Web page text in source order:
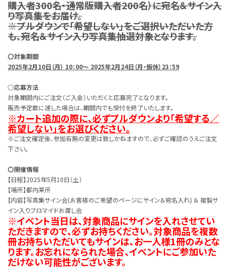
購入者300名・通常版購入者200名）に宛名＆サイン入
り写真集をお届け。
※プルダウンで「希望しない」をご選択いただいた方
も、宛名＆サイン入り写真集抽選対象となります。
〇対象期間
2025年2月10日（月） 10：00～ 2025年2月24日（月・振休）23：59
○応募方法
対象期間内にご注文（ご入金）いただくと応募完了となります。
販売予定数に達した場合は、期間内でも受付を終了いたします。
※カート追加の際に、必ずプルダウンより「希望する／
希望しない」をお選びください。
※ご注文確定後、参加有無の変更は致しかねますので、必ずご確認のうえご注文
下さい。
〇開催情報
【日程】2025年5月10日（土）
【場所】都内某所
【内容】写真集サイン会(お客様のご希望のページにサイン＆宛名入れ) ＆ 複製サ
イン入りブロマイドお渡し会
※イベント当日は、対象商品にサインを入れさせてい
ただきますので、必ずお持ちください。対象商品を複数
冊お持ちいただいてもサインは、お一人様1冊のみとな
ります。お忘れになられた場合、イベントにご参加いた
だけない可能性がございます。